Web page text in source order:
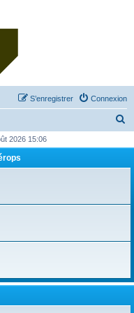
Connexion
S’enregistrer
h
r
2026 15:06